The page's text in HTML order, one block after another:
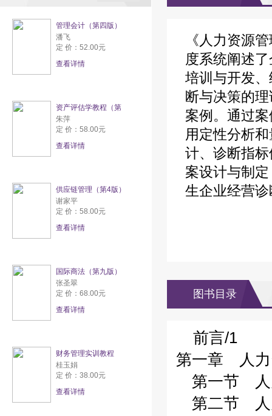
管理会计（第四版）
潘飞
定 价：52.00元
查看详情
资产评估学教程（第
朱萍
定 价：58.00元
查看详情
供应链管理（第4版）
谢家平
定 价：58.00元
查看详情
国际商法（第九版）
张圣翠
定 价：68.00元
查看详情
财务管理实训教程
桂玉娟
定 价：38.00元
查看详情
《人力资源
度系统阐述
培训与开发
断与决策的
案例。通过
用定性分析
计、诊断指
案设计与制
生企业经营
图书目录
前言/1
第一章 人力
第一节 人
第二节 人